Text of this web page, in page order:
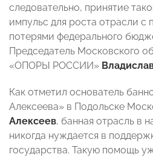
следовательно, принятие
импульс для роста отрасли с
потерями федерального
Председатель Московского
«ОПОРЫ РОССИИ»
Как отметил основатель
Алексеева» в Подольске
Алексеев, банная отрасль в
никогда нуждается в
государства. Такую помощь